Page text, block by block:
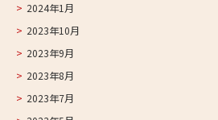
2024年1月
2023年10月
2023年9月
2023年8月
2023年7月